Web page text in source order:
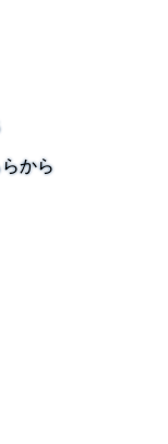
から
いて